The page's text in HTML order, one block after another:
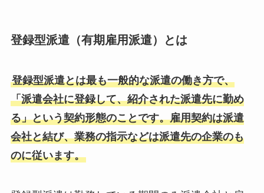
登録型派遣（有期雇用派遣）とは
登録型派遣とは最も一般的な派遣の働き方で、
「派遣会社に登録して、紹介された派遣先に勤め
る」という契約形態のことです。雇用契約は派遣
会社と結び、業務の指示などは派遣先の企業のも
のに従います。